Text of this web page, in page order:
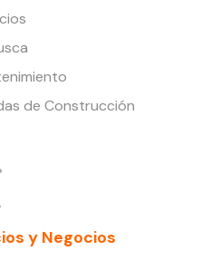
de Construcción
y Negocios